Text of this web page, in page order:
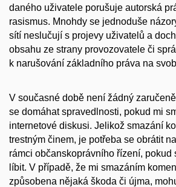
daného uživatele porušuje autorská
rasismus. Mnohdy se jednoduše
sítí neslučují s projevy uživatelů a
obsahu ze strany provozovatele či
k narušování základního práva na
V současné době není žádný
se domáhat spravedlnosti, pokud mi
internetové diskusi. Jelikož smazání
trestným činem, je potřeba se obrátit
rámci občanskoprávního řízení, pokud
líbit. V případě, že mi smazáním
způsobena nějaká škoda či újma,